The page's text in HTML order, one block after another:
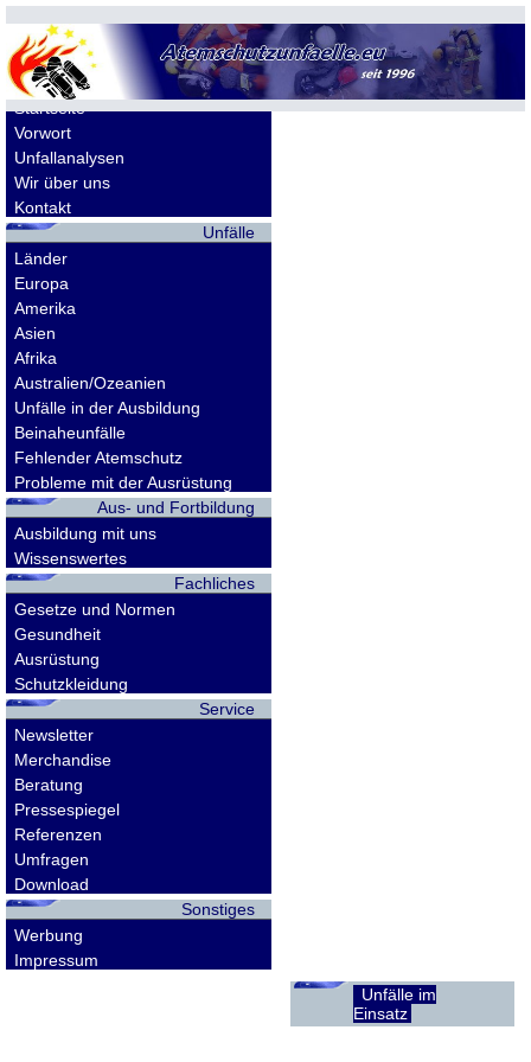
Allgemeines
Startseite
Vorwort
Unfallanalysen
Wir über uns
Kontakt
Unfälle
Länder
Europa
Amerika
Asien
Afrika
Australien/Ozeanien
Unfälle in der Ausbildung
Beinaheunfälle
Fehlender Atemschutz
Probleme mit der Ausrüstung
Aus- und Fortbildung
Ausbildung mit uns
Wissenswertes
Fachliches
Gesetze und Normen
Gesundheit
Ausrüstung
Schutzkleidung
Service
Newsletter
Merchandise
Beratung
Pressespiegel
Referenzen
Umfragen
Download
Sonstiges
Werbung
Impressum
Unfälle im
Einsatz